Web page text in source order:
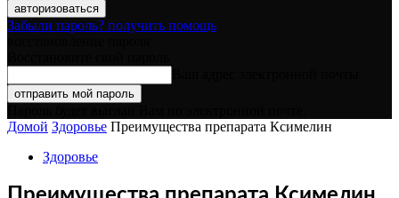
Забыли пароль? получить помощь
Домой Здоровье Преимущества препарата Ксимелин
Здоровье